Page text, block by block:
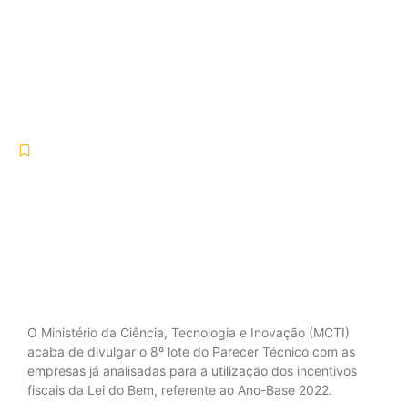
O Ministério da Ciência, Tecnologia e Inovação (MCTI)
acaba de divulgar o 8º lote do Parecer Técnico com as
empresas já analisadas para a utilização dos incentivos
fiscais da Lei do Bem, referente ao Ano-Base 2022.